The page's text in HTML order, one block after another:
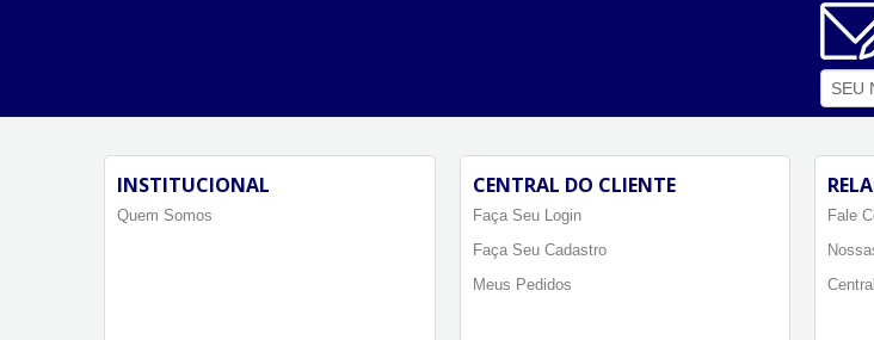
INSTITUCIONAL
Quem Somos
CENTRAL DO CLIENTE
Faça Seu Login
Faça Seu Cadastro
Meus Pedidos
Fale